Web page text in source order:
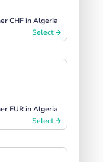
CHF in Algeria
Select
EUR in Algeria
Select